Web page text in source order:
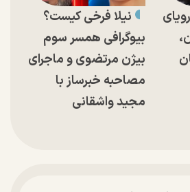
نیلا فرخی کیست؟
بیوگرافی همسر سوم
بیژن مرتضوی و ماجرای
مصاحبه خبرساز با
مجید واشقانی